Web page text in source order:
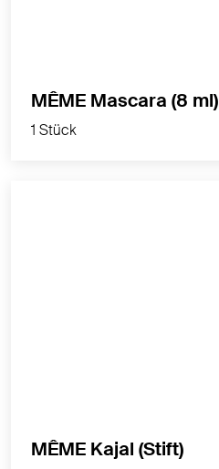
1 Stück
MÊME Mascara (8 ml)
1 Stück
1 Stück
MÊME Kajal (Stift)